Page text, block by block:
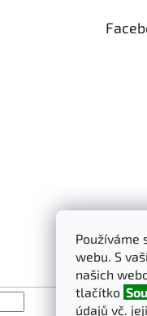
Používáme
webu. S
našich
tlačítko
údajů vč.